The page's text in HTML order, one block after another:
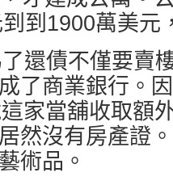
到1900萬美元
還債不僅要賣
了商業銀行。
家當舖收取額
然沒有房產證
術品。